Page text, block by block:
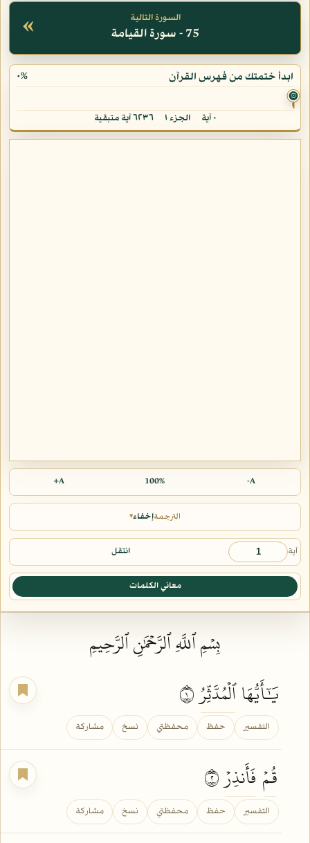
« السورة التالية
75 - سورة القيامة
ابدأ ختمتك من فهرس القرآن ٠%
۞
٠ آية الجزء ١ ٦٢٣٦ آية متبقية
A-
100%
A+
الترجمةإخفاء▾
آية انتقل
معاني الكلمات
بِسۡمِ ٱللَّهِ ٱلرَّحۡمَٰنِ ٱلرَّحِيمِ
يَٰٓأَيُّهَاٱلۡمُدَّثِّرُ
التفسير حفظ محفظتي نسخ مشاركة
قُمۡ فَأَنذِرۡ٢
التفسير حفظ محفظتي نسخ مشاركة